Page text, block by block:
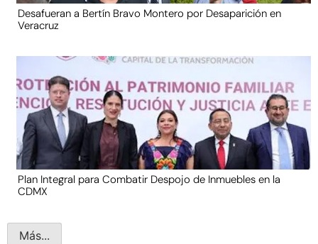
Desafueran a Bertín Bravo Montero por Desaparición en
Veracruz
Plan Integral para Combatir Despojo de Inmuebles en la
CDMX
Más...